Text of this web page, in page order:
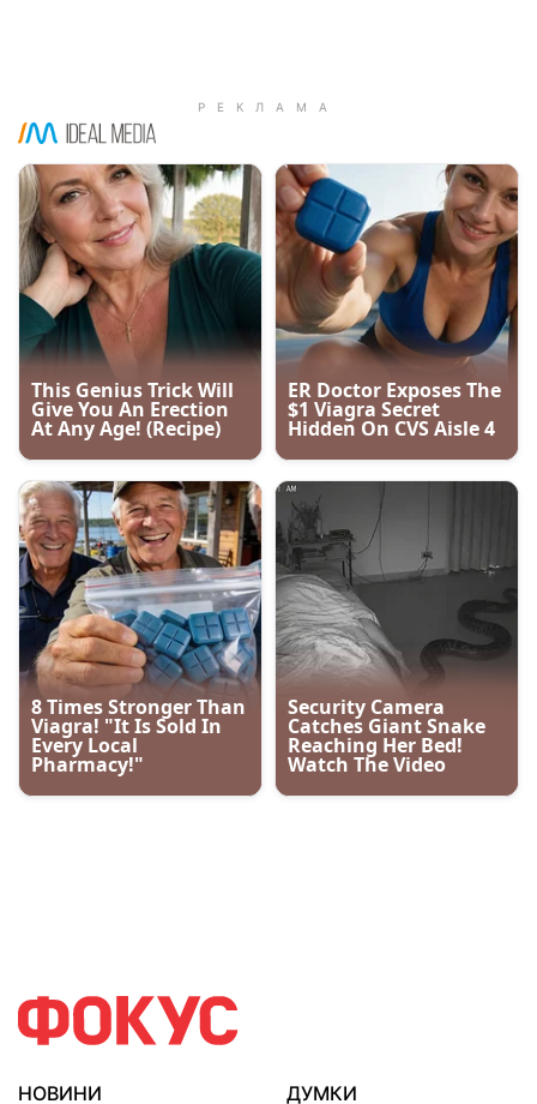
НОВИНИ
ДУМКИ